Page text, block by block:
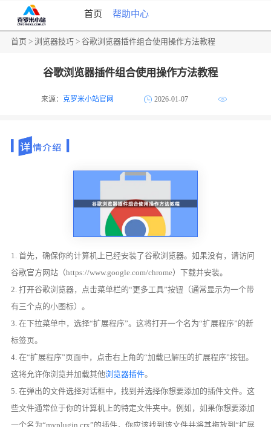
首页 帮助中心
首页 >浏览器技巧 > 谷歌浏览器插件组合使用操作方法教程
谷歌浏览器插件组合使用操作方法教程
来源：克罗米小站官网 2026-01-07
1. 首先，确保你的计算机上已经安装了谷歌浏览器。如果没有，请访问
谷歌官方网站（https://www.google.com/chrome）下载并安装。
2. 打开谷歌浏览器，点击菜单栏的“更多工具”按钮（通常显示为一个带
有三个点的小图标）。
3. 在下拉菜单中，选择“扩展程序”。这将打开一个名为“扩展程序”的新
标签页。
4. 在“扩展程序”页面中，点击右上角的“加载已解压的扩展程序”按钮。
这将允许你浏览并加载其他浏览器插件。
5. 在弹出的文件选择对话框中，找到并选择你想要添加的插件文件。这
些文件通常位于你的计算机上的特定文件夹中。例如，如果你想要添加
一个名为“myplugin.crx”的插件，你应该找到该文件并将其拖放到“扩展